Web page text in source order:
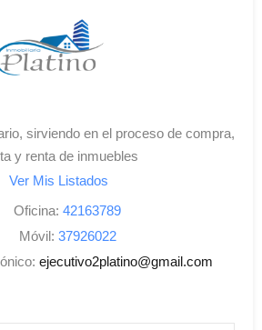
sirviendo en el proceso de compra,
y renta de inmuebles
Ver Mis Listados
Oficina: 42163789
Móvil: 37926022
ejecutivo2platino@gmail.com